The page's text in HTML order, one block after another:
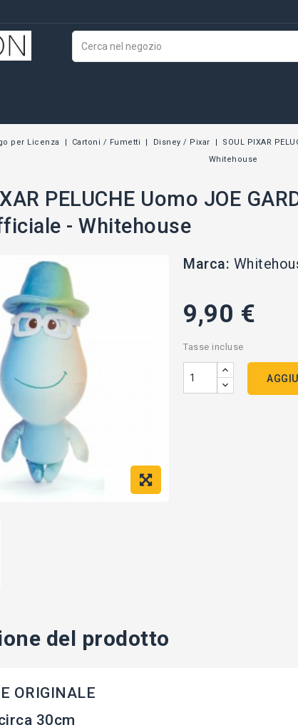
per Licenza Cartoni / Fumetti Disney / Pixar
SOUL PIXAR
Whitehouse
PELUCHE Uomo JOE
- Whitehouse
Marca:
9,90 €
Tasse incluse
del prodotto
ORIGINALE
30cm